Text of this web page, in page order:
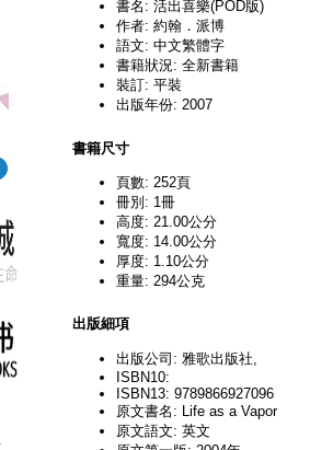
書名: 活出喜樂(POD版)
作者: 約翰．派博
語文: 中文繁體字
書籍狀況: 全新書籍
裝訂: 平裝
出版年份: 2007
書籍尺寸
頁數: 252頁
冊別: 1冊
高度: 21.00公分
寬度: 14.00公分
厚度: 1.10公分
重量: 294公克
出版細項
出版公司: 雅歌出版社,
ISBN10:
ISBN13: 9789866927096
原文書名: Life as a Vapor
原文語文: 英文